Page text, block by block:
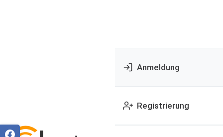
Anmeldung
Registrierung